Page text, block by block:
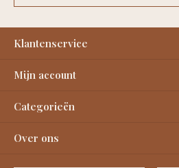
Klantenservice
Mijn account
Categorieën
Over ons